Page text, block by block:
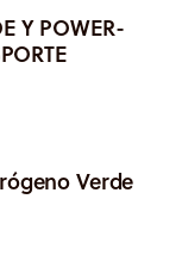
Y POWER-
Verde